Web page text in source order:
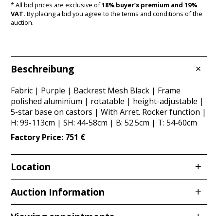
* All bid prices are exclusive of18% buyer’s premium and 19%
VAT. By placing a bid you agree to the terms and conditions of the
auction.
Beschreibung
Fabric | Purple | Backrest Mesh Black | Frame
polished aluminium | rotatable | height-adjustable |
5-star base on castors | With Arret. Rocker function |
H: 99-113cm | SH: 44-58cm | B: 52.5cm | T: 54-60cm
Factory Price: 751 €
Location
Redcarstraße 3
53842 Troisdorf
Auction Information